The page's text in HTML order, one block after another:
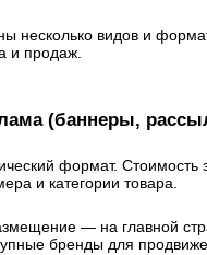
несколько видов и
и продаж.
(баннеры,
формат. Стоимость
и категории товара.
— на главной
бренды для